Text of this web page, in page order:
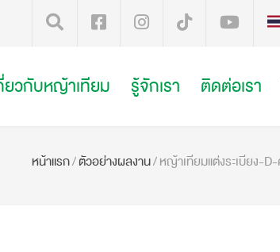
ยวกับหญ้าเทียม รู้จักเรา ติดต่อเรา
หน้าแรก/ตัวอย่างผลงาน/หญ้าเทียมแต่งระเบียง-